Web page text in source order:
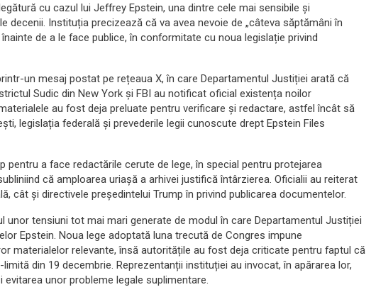
cu cazul lui Jeffrey Epstein, una dintre cele mai sensibile și
decenii. Instituția precizează că va avea nevoie de „câteva săptămâni în
de a le face publice, în conformitate cu noua legislație privind
un mesaj postat pe rețeaua X, în care Departamentul Justiției arată că
Sudic din New York și FBI au notificat oficial existența noilor
au fost deja preluate pentru verificare și redactare, astfel încât să
legislația federală și prevederile legii cunoscute drept Epstein Files
pentru a face redactările cerute de lege, în special pentru protejarea
că amploarea uriașă a arhivei justifică întârzierea. Oficialii au reiterat
cât și directivele președintelui Trump în privind publicarea documentelor.
unor tensiuni tot mai mari generate de modul în care Departamentul Justiției
Epstein. Noua lege adoptată luna trecută de Congres impune
materialelor relevante, însă autoritățile au fost deja criticate pentru faptul că
din 19 decembrie. Reprezentanții instituției au invocat, în apărarea lor,
unor probleme legale suplimentare.